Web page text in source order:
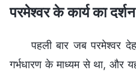
परमेश्वर के कार्य का
पहली बार जब परमेश्वर
गर्भधारण के माध्यम से था, और